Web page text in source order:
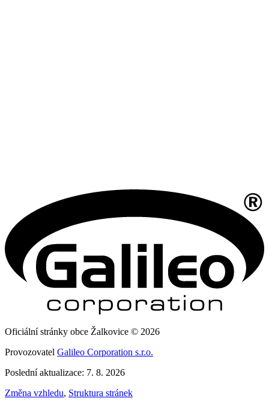
Oficiální stránky obce Žalkovice © 2026
Provozovatel Galileo Corporation s.r.o.
Poslední aktualizace: 7. 8. 2026
Změna vzhledu, Struktura stránek